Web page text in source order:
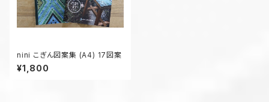
nini こぎん図案集 (A4) 17図案
¥1,800